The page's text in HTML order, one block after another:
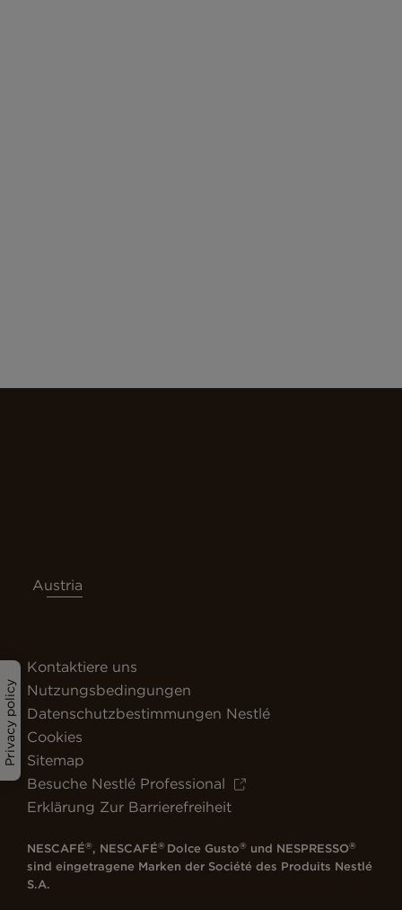
Privacy policy
Austria
Kontaktiere uns
Nutzungsbedingungen
Datenschutzbestimmungen Nestlé
Cookies
Sitemap
Besuche Nestlé Professional
Erklärung Zur Barrierefreiheit
NESCAFÉ®, NESCAFÉ®Dolce Gusto® und NESPRESSO®
sind eingetragene Marken der Société des Produits Nestlé
S.A.